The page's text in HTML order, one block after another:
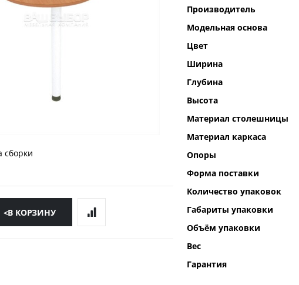
сборки
<В КОРЗИНУ
Производитель
Модельная основа
Цвет
Ширина
Глубина
Высота
Материал столешницы
Материал каркаса
Опоры
Форма поставки
Количество упаковок
Габариты упаковки
Объём упаковки
Вес
Гарантия